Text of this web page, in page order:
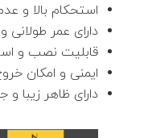
استحکام بالا و
دارای عمر طولانی
قابلیت نصب و
ایمنی و امکان
دارای ظاهر زیبا و